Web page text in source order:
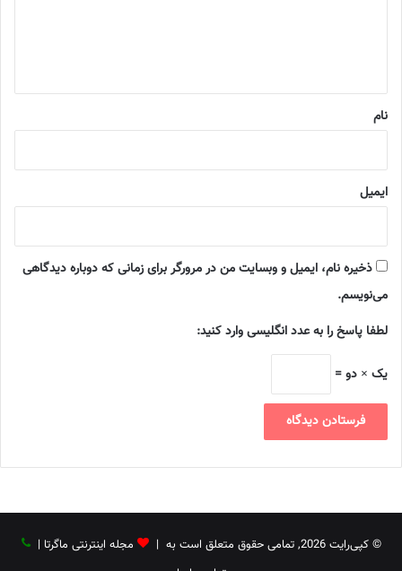
نام
ایمیل
ذخیره نام، ایمیل و وبسایت من در مرورگر برای زمانی که دوباره دیدگاهی
می‌نویسم.
لطفا پاسخ را به عدد انگلیسی وارد کنید:
یک × دو =
© کپی‌رایت 2026, تمامی حقوق متعلق است به | مجله اینترنتی ماگرتا |